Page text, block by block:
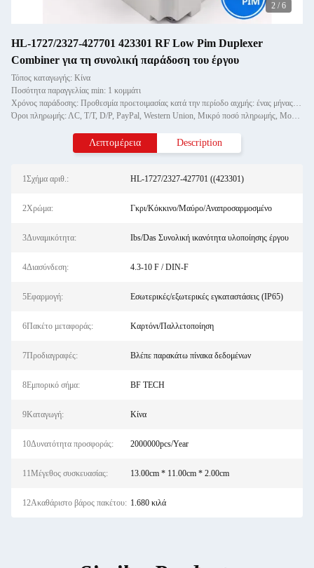
2 / 6
HL-1727/2327-427701 423301 RF Low Pim Duplexer
Combiner για τη συνολική παράδοση του έργου
Τόπος καταγωγής: Κίνα
Ποσότητα παραγγελίας min: 1 κομμάτι
Χρόνος παράδοσης: Προθεσμία προετοιμασίας κατά την περίοδο αιχμής: ένας μήνας, εκτός εποχής: εντός 15 εργάσιμων ημερών
Όροι πληρωμής: ΛC, T/T, D/P, PayPal, Western Union, Μικρό ποσό πληρωμής, Money Gram
Λεπτομέρεια Description
1Σχήμα αριθ.: HL-1727/2327-427701 ((423301)
2Χρώμα: Γκρι/Κόκκινο/Μαύρο/Αναπροσαρμοσμένο
3Δυναμικότητα: Ibs/Das Συνολική ικανότητα υλοποίησης έργου
4Διασύνδεση: 4.3-10 F / DIN-F
5Εφαρμογή: Εσωτερικές/εξωτερικές εγκαταστάσεις (IP65)
6Πακέτο μεταφοράς: Καρτόνι/Παλλετοποίηση
7Προδιαγραφές: Βλέπε παρακάτω πίνακα δεδομένων
8Εμπορικό σήμα: BF TECH
9Καταγωγή: Κίνα
10Δυνατότητα προσφοράς: 2000000pcs/Year
11Μέγεθος συσκευασίας: 13.00cm * 11.00cm * 2.00cm
12Ακαθάριστο βάρος πακέτου: 1.680 κιλά